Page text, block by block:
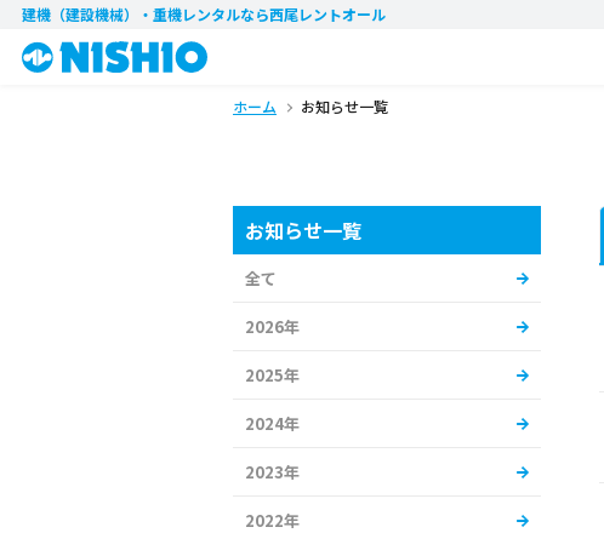
建機（建設機械）・重機レンタルなら西尾レントオール
ホーム お知らせ一覧
お知らせ一覧
全て
2026年
2025年
2024年
2023年
2022年